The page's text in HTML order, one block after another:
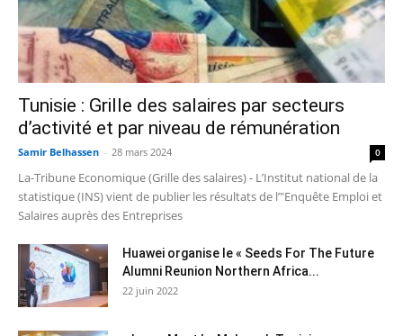
Tunisie : Grille des salaires par secteurs
d’activité et par niveau de rémunération
Samir Belhassen - 28 mars 2024 0
La-Tribune Economique (Grille des salaires) - L’Institut national de la
statistique (INS) vient de publier les résultats de l’"Enquête Emploi et
Salaires auprès des Entreprises
Huawei organise le « Seeds For The Future
Alumni Reunion Northern Africa...
22 juin 2022